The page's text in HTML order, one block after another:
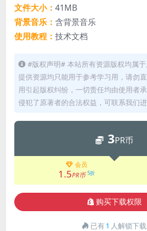
文件大小： 41MB
背景音乐： 含背景音乐
使用教程： 技术文档
#版权声明# 本站所有资源版权均属
提供资源均只能用于参考学习用，请勿
用引起版权纠纷，一切责任均由使用者
侵犯了原著者的合法权益，可联系我们进
3PR币
会员
1.5PR币 5折
购买下载权限
已有1 人解锁下载